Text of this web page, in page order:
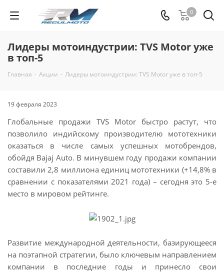
0
Лидеры мотоиндустрии: TVS Motor уже
в топ-5
Главная - Акции - Лидеры мотоиндустрии: TVS Motor уже в топ-5
19 февраля 2023
Глобальные продажи TVS Motor быстро растут, что
позволило индийскому производителю мототехники
оказаться в числе самых успешных мотобрендов,
обойдя Bajaj Auto. В минувшем году продажи компании
составили 2,8 миллиона единиц мототехники (+14,8% в
сравнении с показателями 2021 года) – сегодня это 5-е
место в мировом рейтинге.
Развитие международной деятельности, базирующееся
на поэтапной стратегии, было ключевым направлением
компании в последние годы и принесло свои